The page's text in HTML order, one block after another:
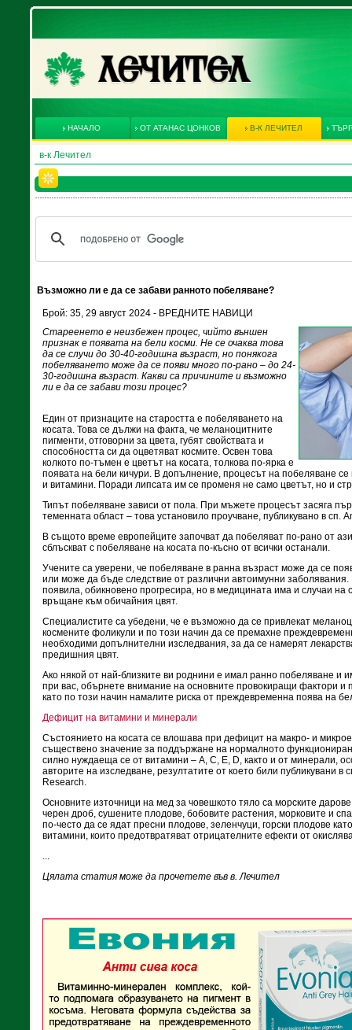
НАЧАЛО ОТ АТАНАС ЦОНКОВ В-К ЛЕЧИТЕЛ
в-к Лечител
Възможно ли е да се забави ранното побеляване?
Брой: 35, 29 август 2024 - ВРЕДНИТЕ НАВИЦИ
Стареенето е неизбежен процес, чийто външен
признак е появата на бели косми. Не се очаква това
да се случи до 30-40-годишна възраст, но понякога
побеляването може да се появи много по-рано – до 24-
30-годишна възраст. Какви са причините и възможно
ли е да се забави този процес?
Един от признаците на старостта е побеляването на
косата. Това се дължи на факта, че меланоцитните
пигменти, отговорни за цвета, губят свойствата и
способността си да оцветяват космите. Освен това
колкото по-тъмен е цветът на косата, толкова по-ярка е
появата на бели кичури. В допълнение, процесът на побеляване
и витамини. Поради липсата им се променя не само цветът, но и
Типът побеляване зависи от пола. При мъжете процесът засяга
теменната област – това установило проучване, публикувано в сп.
В същото време европейците започват да побеляват по-рано от
сблъскват с побеляване на косата по-късно от всички останали.
Учените са уверени, че побеляване в ранна възраст може да се
или може да бъде следствие от различни автоимунни заболявания.
появила, обикновено прогресира, но в медицината има и случаи на
връщане към обичайния цвят.
Специалистите са убедени, че е възможно да се привлекат
космените фоликули и по този начин да се премахне
необходими допълнителни изследвания, за да се намерят
предишния цвят.
Ако някой от най-близките ви роднини е имал ранно побеляване и
при вас, обърнете внимание на основните провокиращи фактори и
като по този начин намалите риска от преждевременна поява на
Дефицит на витамини и минерали
Състоянието на косата се влошава при дефицит на макро- и
съществено значение за поддържане на нормалното
силно нуждаеща се от витамини – A, C, E, D, както и от минерали,
авторите на изследване, резултатите от което били публикувани в
Research.
Основните източници на мед за човешкото тяло са морските
черен дроб, сушените плодове, бобовите растения, морковите и
по-често да се ядат пресни плодове, зеленчуци, горски плодове
витамини, които предотвратяват отрицателните ефекти от
...
Цялата статия може да прочетете във в. Лечител